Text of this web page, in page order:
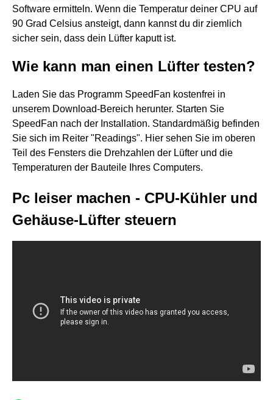
Software ermitteln. Wenn die Temperatur deiner CPU auf
90 Grad Celsius ansteigt, dann kannst du dir ziemlich
sicher sein, dass dein Lüfter kaputt ist.
Wie kann man einen Lüfter testen?
Laden Sie das Programm SpeedFan kostenfrei in
unserem Download-Bereich herunter. Starten Sie
SpeedFan nach der Installation. Standardmäßig befinden
Sie sich im Reiter "Readings". Hier sehen Sie im oberen
Teil des Fensters die Drehzahlen der Lüfter und die
Temperaturen der Bauteile Ihres Computers.
Pc leiser machen - CPU-Kühler und
Gehäuse-Lüfter steuern